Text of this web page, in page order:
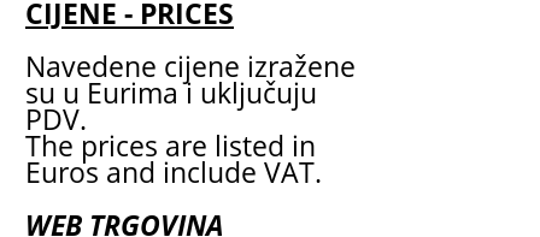
CIJENE - PRICES
Navedene cijene izražene
su u Eurima i uključuju
PDV.
The prices are listed in
Euros and include VAT.
WEB TRGOVINA